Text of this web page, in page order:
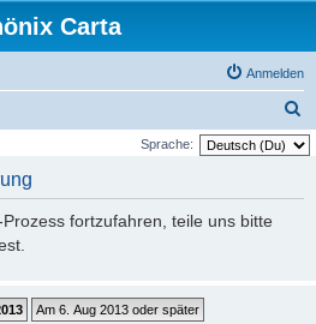
Carta
Anmelden
u
Sprache:
fortzufahren, teile uns bitte